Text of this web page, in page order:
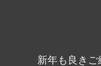
新年も良きご